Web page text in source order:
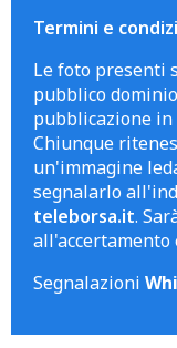
Termini e
Le foto presenti
pubblico
pubblicazione in
Chiunque
un'immagine
segnalarlo
teleborsa.it.
all'accertamento
Segnalazioni